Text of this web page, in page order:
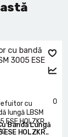
0
Bandă Lungă
ESE HOLZKR..